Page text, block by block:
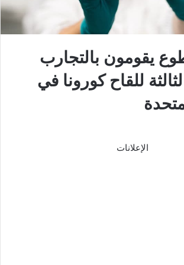
متطوع يقومون بالتجارب
للقاح كورونا في
الإعلانات